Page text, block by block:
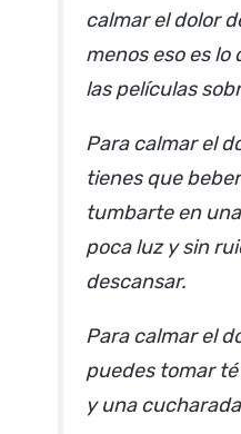
calmar el dolor
menos eso es lo
las películas
Para calmar el
tienes que
tumbarte en
poca luz y sin
descansar.
Para calmar el
puedes tomar
y una